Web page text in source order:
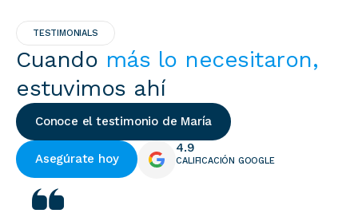
TESTIMONIALS
Cuando más lo necesitaron,
estuvimos ahí
Conoce el testimonio de María
Asegúrate hoy
4.9
CALIFICACIÓN GOOGLE